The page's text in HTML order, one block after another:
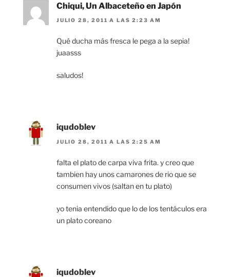
Chiqui, Un Albaceteño en Japón
JULIO 28, 2011 A LAS 2:23 AM
Qué ducha más fresca le pega a la sepia!
juaasss
saludos!
iqudoblev
JULIO 28, 2011 A LAS 2:25 AM
falta el plato de carpa viva frita. y creo que
tambien hay unos camarones de rio que se
consumen vivos (saltan en tu plato)
yo tenia entendido que lo de los tentáculos era
un plato coreano
iqudoblev